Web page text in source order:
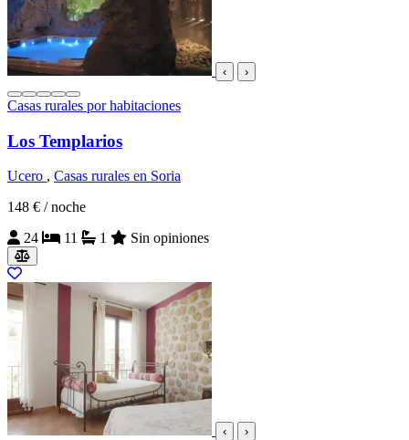
‹ ›
Casas rurales por habitaciones
Los Templarios
Ucero , Casas rurales en Soria
148 € / noche
24
11 1 Sin opiniones
‹ ›